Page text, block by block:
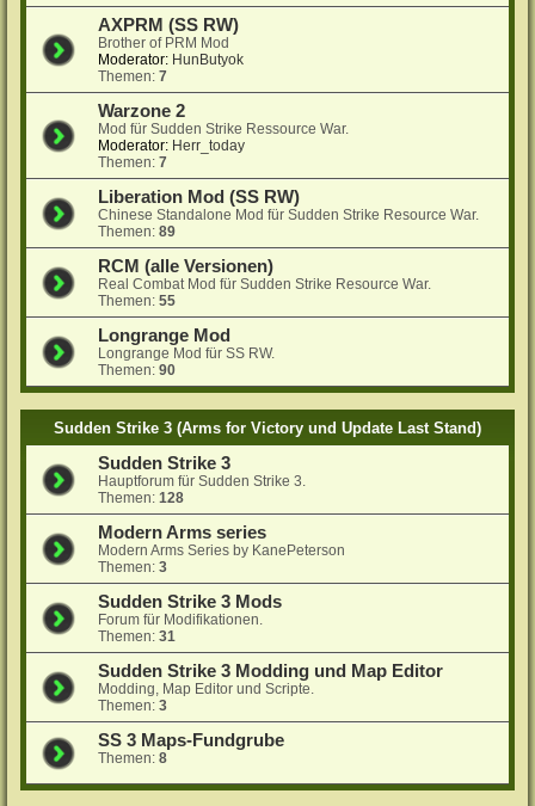
AXPRM (SS RW)
Brother of PRM Mod
Moderator: HunButyok
Themen:7
Warzone 2
Mod für Sudden Strike Ressource War.
Moderator: Herr_today
Themen:7
Liberation Mod (SS RW)
Chinese Standalone Mod für Sudden Strike Resource War.
Themen:89
RCM (alle Versionen)
Real Combat Mod für Sudden Strike Resource War.
Themen:55
Longrange Mod
Longrange Mod für SS RW.
Themen:90
Sudden Strike 3 (Arms for Victory und Update Last Stand)
Sudden Strike 3
Hauptforum für Sudden Strike 3.
Themen:128
Modern Arms series
Modern Arms Series by KanePeterson
Themen:3
Sudden Strike 3 Mods
Forum für Modifikationen.
Themen:31
Sudden Strike 3 Modding und Map Editor
Modding, Map Editor und Scripte.
Themen:3
SS 3 Maps-Fundgrube
Themen:8